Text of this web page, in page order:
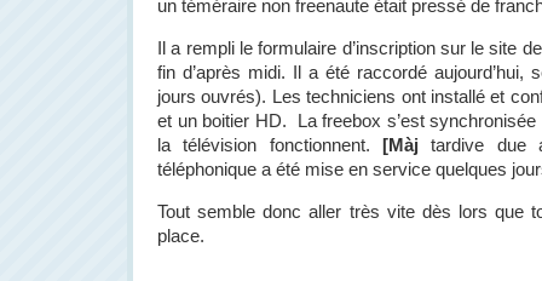
un téméraire non freenaute était pressé de
Il a rempli le formulaire d’inscription sur le site
fin d’après midi. Il a été raccordé aujourd’hui,
jours ouvrés). Les techniciens ont installé et
et un boitier HD. La freebox s’est synchronisée
la télévision fonctionnent.
[Màj tardive due
téléphonique a été mise en service quelques
Tout semble donc aller très vite dès lors que
place.